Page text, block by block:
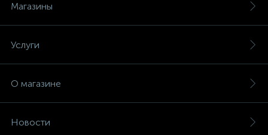
Магазины
Услуги
О магазине
Новости